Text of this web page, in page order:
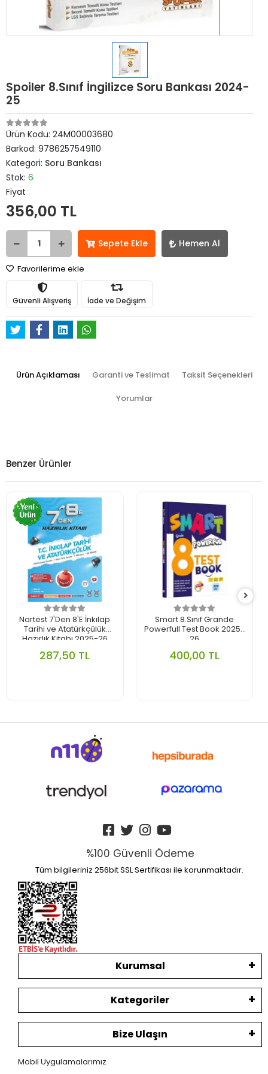
Spoiler 8.Sınıf İngilizce Soru Bankası 2024-
25
Ürün Kodu: 24M00003680
Barkod: 9786257549110
Kategori: Soru Bankası
Stok: 6
Fiyat
356,00 TL
Sepete Ekle Hemen Al
Favorilerime ekle
Güvenli Alışveriş İade ve Değişim
Ürün Açıklaması Garanti ve Teslimat Taksit Seçenekleri
Yorumlar
Benzer Ürünler
Nartest 7'Den 8'E İnkılap
Tarihi ve Atatürkçülük
Hazırlık Kitabı 2025-26
287,50 TL
Smart 8.Sınıf Grande
Powerfull Test Book 2025-
26
400,00 TL
%100 Güvenli Ödeme
Tüm bilgileriniz 256bit SSL Sertifikası ile korunmaktadır.
Kurumsal
Kategoriler
Bize Ulaşın
Mobil Uygulamalarımız